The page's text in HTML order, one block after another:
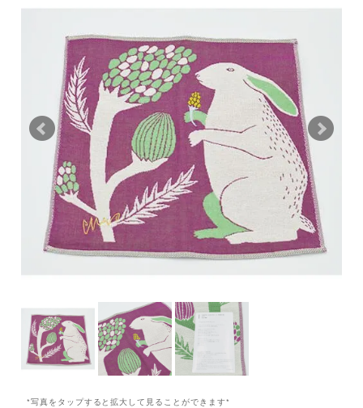
*写真をタップすると拡大して見ることができます*